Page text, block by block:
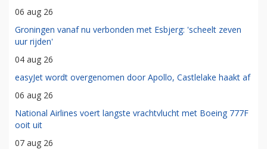
06 aug 26
Groningen vanaf nu verbonden met Esbjerg: 'scheelt zeven
uur rijden'
04 aug 26
easyJet wordt overgenomen door Apollo, Castlelake haakt af
06 aug 26
National Airlines voert langste vrachtvlucht met Boeing 777F
ooit uit
07 aug 26